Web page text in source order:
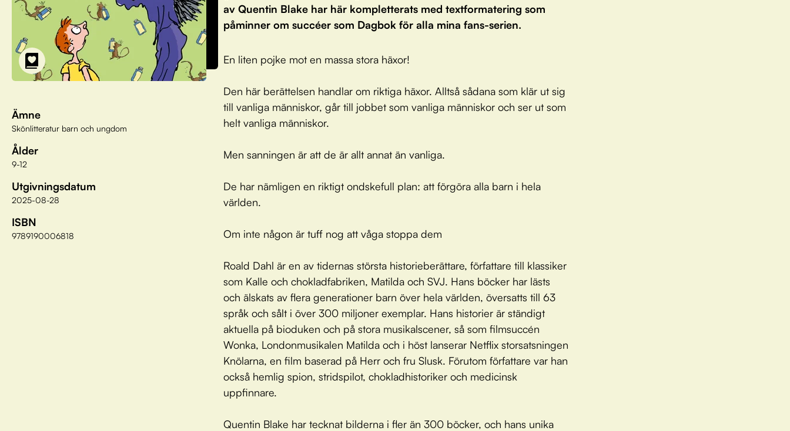
Ämne
Skönlitteratur barn och ungdom
Ålder
9-12
Utgivningsdatum
2025-08-28
ISBN
9789190006818
av Quentin Blake har här kompletterats med textformatering som
påminner om succéer som Dagbok för alla mina fans-serien.
En liten pojke mot en massa stora häxor!
Den här berättelsen handlar om riktiga häxor. Alltså sådana som klär ut sig
till vanliga människor, går till jobbet som vanliga människor och ser ut som
helt vanliga människor.
Men sanningen är att de är allt annat än vanliga.
De har nämligen en riktigt ondskefull plan: att förgöra alla barn i hela
världen.
Om inte någon är tuff nog att våga stoppa dem
Roald Dahl är en av tidernas största historieberättare, författare till klassiker
som Kalle och chokladfabriken, Matilda och SVJ. Hans böcker har lästs
och älskats av flera generationer barn över hela världen, översatts till 63
språk och sålt i över 300 miljoner exemplar. Hans historier är ständigt
aktuella på bioduken och på stora musikalscener, så som filmsuccén
Wonka, Londonmusikalen Matilda och i höst lanserar Netflix storsatsningen
Knölarna, en film baserad på Herr och fru Slusk. Förutom författare var han
också hemlig spion, stridspilot, chokladhistoriker och medicinsk
uppfinnare.
Quentin Blake har tecknat bilderna i fler än 300 böcker, och hans unika